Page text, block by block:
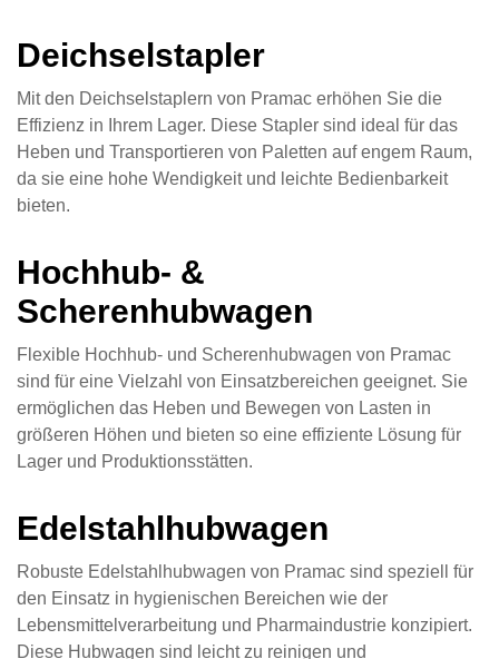
Deichselstapler
Mit den Deichselstaplern von Pramac erhöhen Sie die
Effizienz in Ihrem Lager. Diese Stapler sind ideal für das
Heben und Transportieren von Paletten auf engem Raum,
da sie eine hohe Wendigkeit und leichte Bedienbarkeit
bieten.
Hochhub- &
Scherenhubwagen
Flexible Hochhub- und Scherenhubwagen von Pramac
sind für eine Vielzahl von Einsatzbereichen geeignet. Sie
ermöglichen das Heben und Bewegen von Lasten in
größeren Höhen und bieten so eine effiziente Lösung für
Lager und Produktionsstätten.
Edelstahlhubwagen
Robuste Edelstahlhubwagen von Pramac sind speziell für
den Einsatz in hygienischen Bereichen wie der
Lebensmittelverarbeitung und Pharmaindustrie konzipiert.
Diese Hubwagen sind leicht zu reinigen und